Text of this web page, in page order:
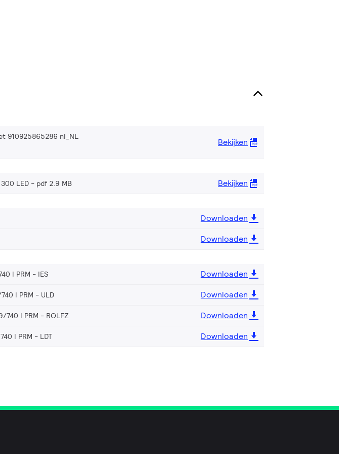
910925865286 nl_NL
Bekijken
LED pdf 2.9 MB Bekijken
Downloaden
Downloaden
I PRM IES
Downloaden
I PRM ULD
Downloaden
740 I PRM ROLFZ
Downloaden
I PRM LDT Downloaden